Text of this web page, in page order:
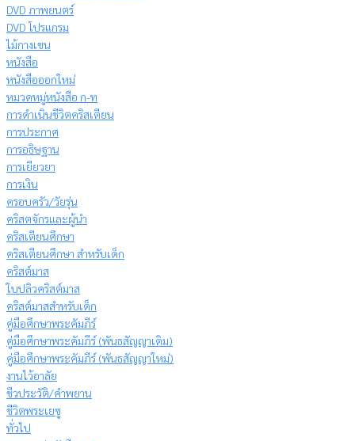
DVD ภาพยนตร์
DVD โปรแกรม
ไม้กางเขน
หนังสือ
หนังสือออกใหม่
หมวดหมู่หนังสือ ก-ท
การดำเนินชีวิตคริสเตียน
การประกาศ
การอธิษฐาน
การเยียวยา
การเงิน
ครอบครัว/วัยรุ่น
คริสตจักรและผู้นำ
คริสเตียนศึกษา
คริสเตียนศึกษา สำหรับเด็ก
คริสต์มาส
ใบปลิวคริสต์มาส
คริสต์มาสสำหรับเด็ก
คู่มือศึกษาพระคัมภีร์
คู่มือศึกษาพระคัมภีร์ (พันธสัญญาเดิม)
คู่มือศึกษาพระคัมภีร์ (พันธสัญญาใหม่)
งานไว้อาลัย
ชีวประวัติ/คำพยาน
ชีวิตพระเยซู
ทั่วไป